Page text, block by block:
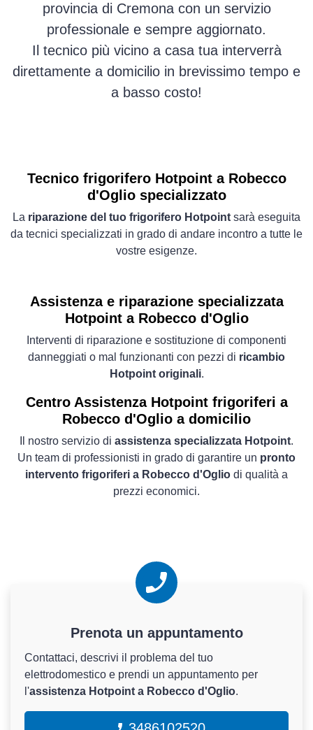
provincia di Cremona con un servizio
professionale e sempre aggiornato.
Il tecnico più vicino a casa tua interverrà
direttamente a domicilio in brevissimo tempo e
a basso costo!
Tecnico frigorifero Hotpoint a Robecco
d'Oglio specializzato
La riparazione del tuo frigorifero Hotpoint sarà eseguita
da tecnici specializzati in grado di andare incontro a tutte le
vostre esigenze.
Assistenza e riparazione specializzata
Hotpoint a Robecco d'Oglio
Interventi di riparazione e sostituzione di componenti
danneggiati o mal funzionanti con pezzi di ricambio
Hotpoint originali.
Centro Assistenza Hotpoint frigoriferi a
Robecco d'Oglio a domicilio
Il nostro servizio di assistenza specializzata Hotpoint.
Un team di professionisti in grado di garantire un pronto
intervento frigoriferi a Robecco d'Oglio di qualità a
prezzi economici.
Prenota un appuntamento
Contattaci, descrivi il problema del tuo
elettrodomestico e prendi un appuntamento per
l'assistenza Hotpoint a Robecco d'Oglio.